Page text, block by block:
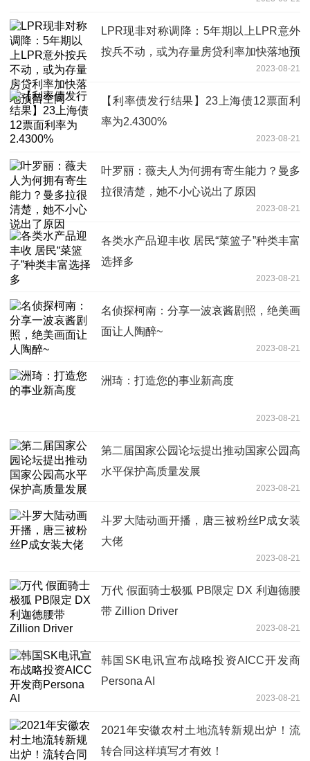
LPR现非对称调降：5年期以上LPR意外
按兵不动，或为存量房贷利率加快落地预
2023-08-21
【利率债发行结果】23上海债12票面利
率为2.4300%
2023-08-21
叶罗丽：薇夫人为何拥有寄生能力？曼多
拉很清楚，她不小心说出了原因
2023-08-21
各类水产品迎丰收 居民“菜篮子”种类丰富
选择多
2023-08-21
名侦探柯南：分享一波哀酱剧照，绝美画
面让人陶醉~
2023-08-21
洲琦：打造您的事业新高度
2023-08-21
第二届国家公园论坛提出推动国家公园高
水平保护高质量发展
2023-08-21
斗罗大陆动画开播，唐三被粉丝P成女装
大佬
2023-08-21
万代 假面骑士极狐 PB限定 DX 利迦德腰
带 Zillion Driver
2023-08-21
韩国SK电讯宣布战略投资AICC开发商
Persona AI
2023-08-21
2021年安徽农村土地流转新规出炉！流
转合同这样填写才有效！